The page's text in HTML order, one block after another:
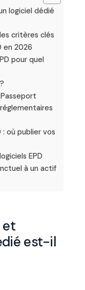
logiciel dédié
critères clés
en 2026
pour quel
où publier vos
EPD
à un actif
et
est-il